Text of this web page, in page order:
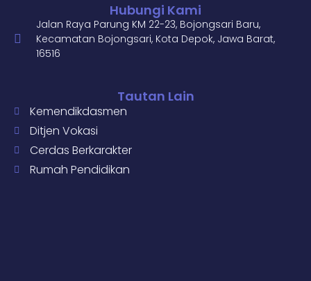
Hubungi Kami
Jalan Raya Parung KM 22-23, Bojongsari Baru,
Kecamatan Bojongsari, Kota Depok, Jawa Barat,
16516
Tautan Lain
Kemendikdasmen
Ditjen Vokasi
Cerdas Berkarakter
Rumah Pendidikan